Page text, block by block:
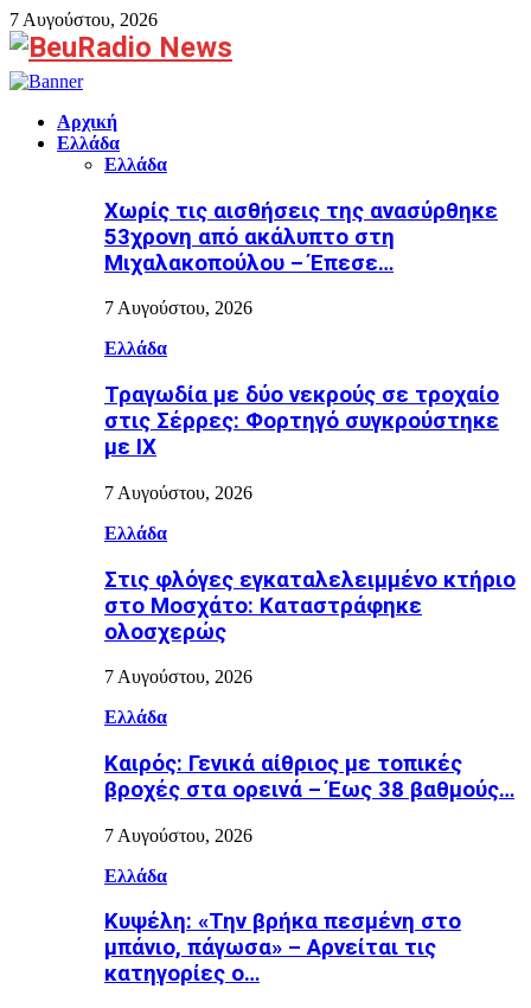
7 Αυγούστου, 2026
Facebook
Αρχική
Ελλάδα
Ελλάδα
Χωρίς τις αισθήσεις της ανασύρθηκε
53χρονη από ακάλυπτο στη
Μιχαλακοπούλου – Έπεσε…
7 Αυγούστου, 2026
Ελλάδα
Τραγωδία με δύο νεκρούς σε τροχαίο
στις Σέρρες: Φορτηγό συγκρούστηκε
με ΙΧ
7 Αυγούστου, 2026
Ελλάδα
Στις φλόγες εγκαταλελειμμένο κτήριο
στο Μοσχάτο: Καταστράφηκε
ολοσχερώς
7 Αυγούστου, 2026
Ελλάδα
Καιρός: Γενικά αίθριος με τοπικές
βροχές στα ορεινά – Έως 38 βαθμούς…
7 Αυγούστου, 2026
Ελλάδα
Κυψέλη: «Την βρήκα πεσμένη στο
μπάνιο, πάγωσα» – Αρνείται τις
κατηγορίες ο…